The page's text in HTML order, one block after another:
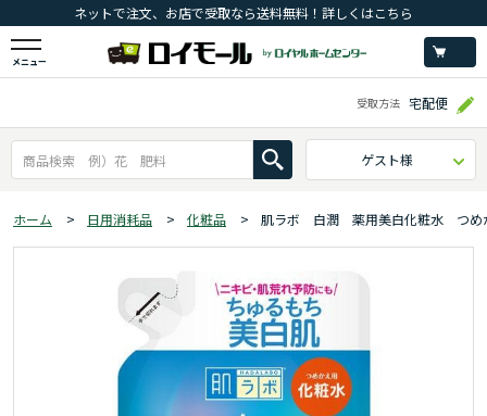
ネットで注文、お店で受取なら送料無料！詳しくはこちら
メニュー
受取方法 宅配便
ゲスト様
ホーム > 日用消耗品 > 化粧品 > 肌ラボ 白潤 薬用美白化粧水 つめ